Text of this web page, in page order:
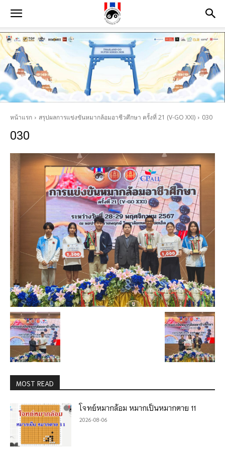
หน้าแรก สรุปผลการแข่งขันหมากล้อมอาชีวศึกษา ครั้งที่ 21 (V-GO XXI) 030
030
MOST READ
โจทย์หมากล้อม หมากเป็นหมากตาย 11
2026-08-06